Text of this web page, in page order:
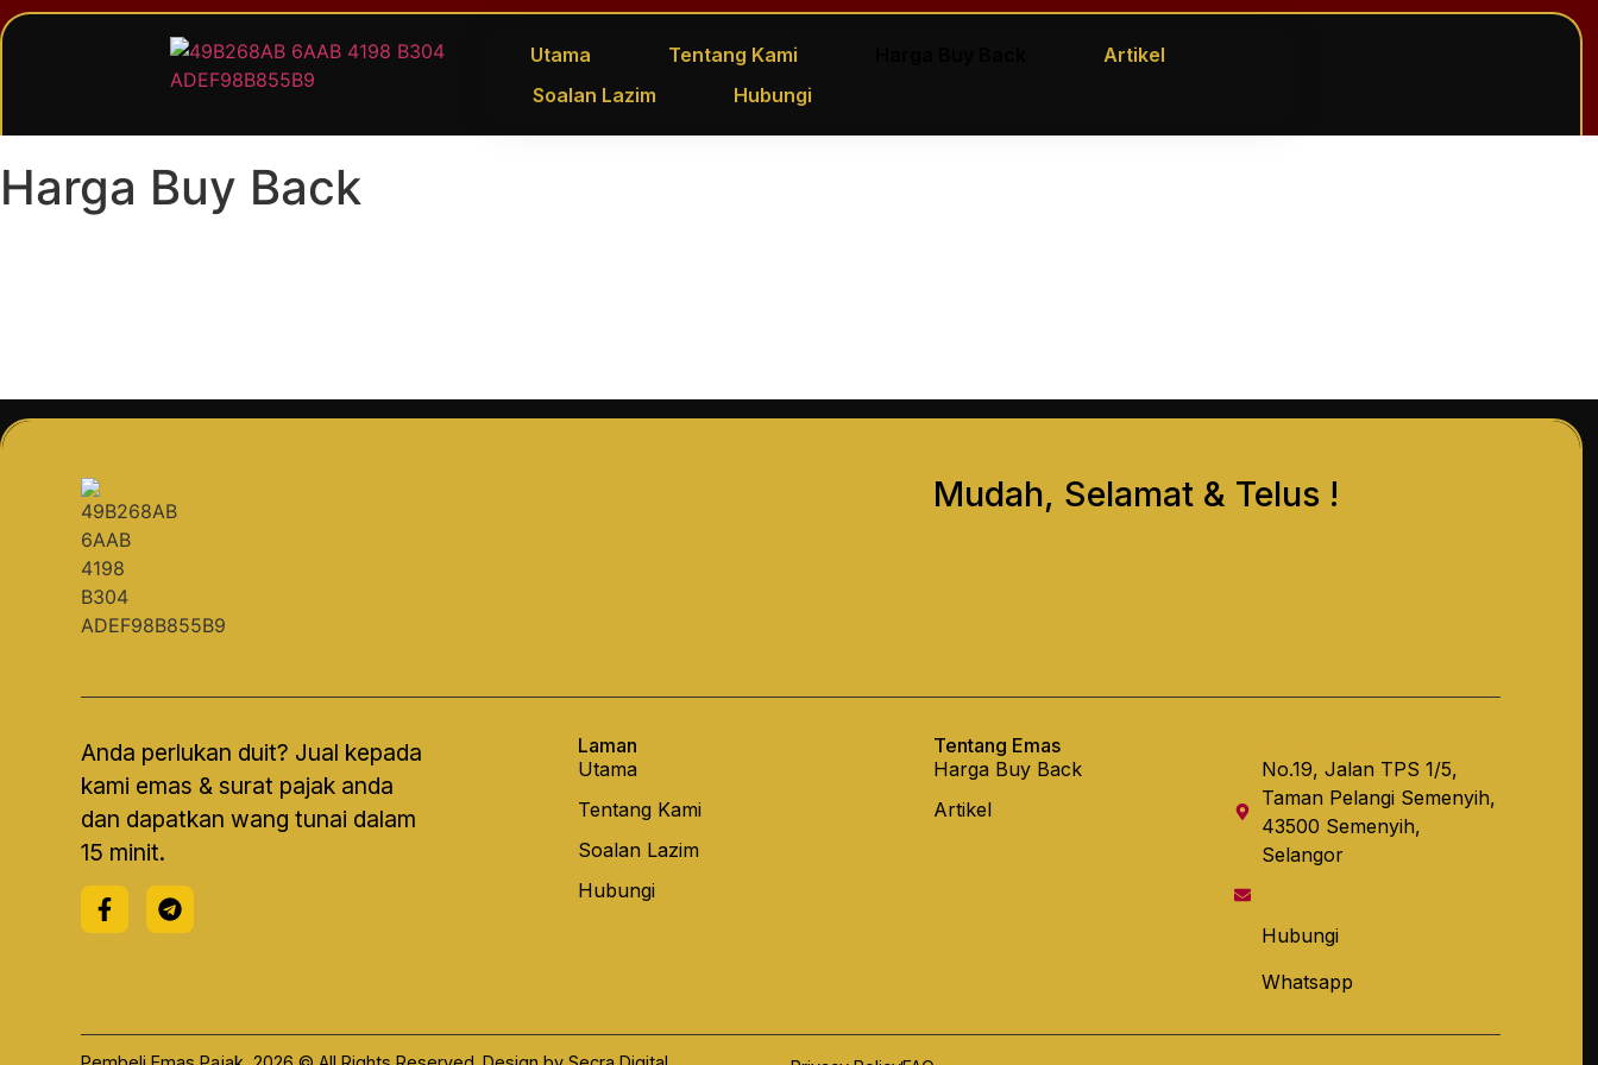
Utama Tentang Kami
Artikel
Soalan Lazim
Hubungi
Harga Buy Back
Mudah, Selamat & Telus !
Anda perlukan duit? Jual kepada
kami emas & surat pajak anda
dan dapatkan wang tunai dalam
15 minit.
Laman
Utama
Tentang Kami
Soalan Lazim
Hubungi
Tentang Emas
Harga Buy Back
Artikel
No.19, Jalan TPS 1/5,
Taman Pelangi Semenyih,
43500 Semenyih,
Selangor
Hubungi
Whatsapp